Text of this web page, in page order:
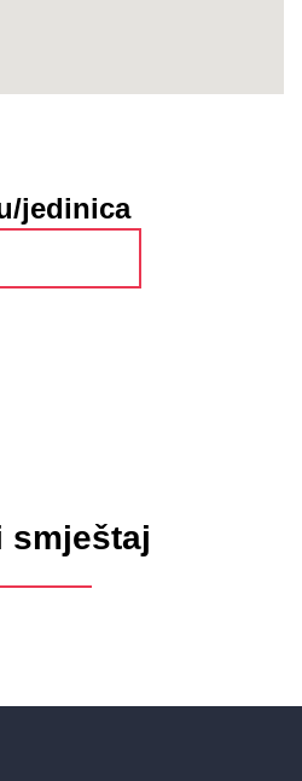
jedinica
smještaj